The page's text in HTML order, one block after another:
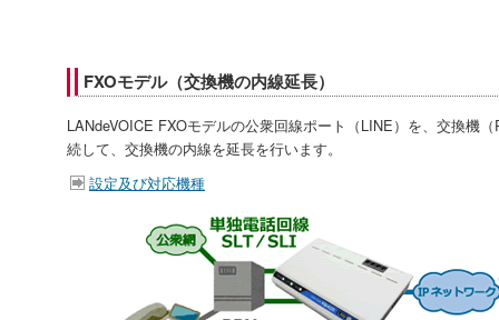
FXOモデル（交換機の内線延長）
LANdeVOICE FXOモデルの公衆回線ポート（LINE）を、交換機
続して、交換機の内線を延長を行います。
設定及び対応機種